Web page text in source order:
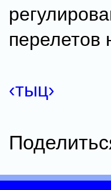
перелетов
‹тыц›